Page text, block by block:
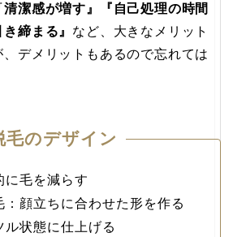
清潔感が増す』『自己処理の時間
締まる』 など、大きなメリット
デメリットもあるので忘れては
毛のデザイン
に毛を減らす
：顔立ちに合わせた形を作る
ル状態に仕上げる